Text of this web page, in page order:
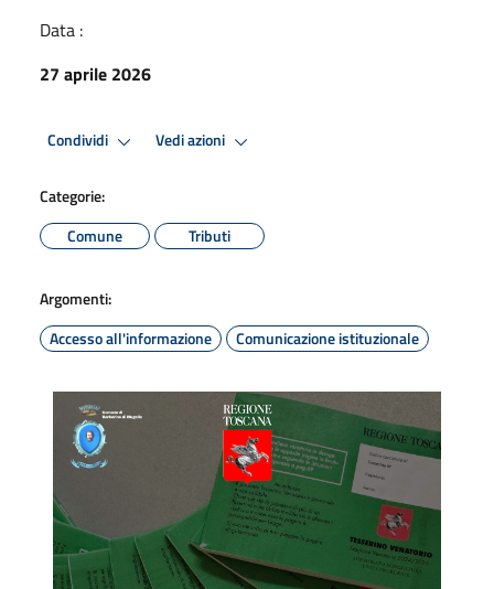
Data :
27 aprile 2026
Condividi Vedi azioni
Categorie:
Comune
Tributi
Argomenti:
Accesso all'informazione
Comunicazione istituzionale